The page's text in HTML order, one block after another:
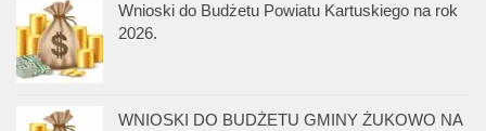
Wnioski do Budżetu Powiatu Kartuskiego na rok
2026.
WNIOSKI DO BUDŻETU GMINY ŻUKOWO NA